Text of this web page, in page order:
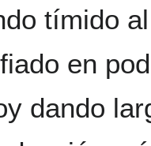
tímido
en
dando